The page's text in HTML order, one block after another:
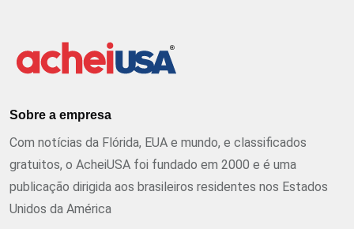
Sobre a empresa
Com notícias da Flórida, EUA e mundo, e classificados
gratuitos, o AcheiUSA foi fundado em 2000 e é uma
publicação dirigida aos brasileiros residentes nos Estados
Unidos da América